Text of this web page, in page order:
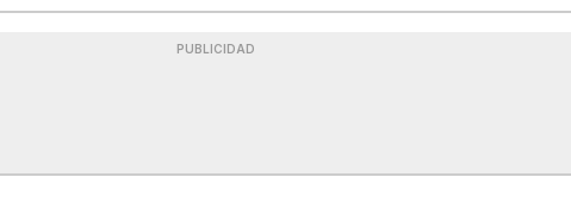
PUBLICIDAD